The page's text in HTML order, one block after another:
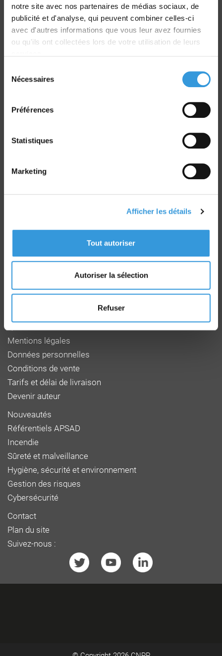
notre site avec nos partenaires de médias sociaux, de
publicité et d'analyse, qui peuvent combiner celles-ci
avec d'autres informations que vous leur avez fournies
ou qu'ils ont collectées lors de votre utilisation de leurs
Nécessaires
Préférences
Statistiques
Marketing
Afficher les détails
Tout autoriser
Autoriser la sélection
Refuser
Livraison
dans le monde entier
Route de la Chapelle Réanville
F 27950 SAINT MARCEL
Tél : 02 32 53 64 34
Mentions légales
Données personnelles
Conditions de vente
Tarifs et délai de livraison
Devenir auteur
Nouveautés
Référentiels APSAD
Incendie
Sûreté et malveillance
Hygiène, sécurité et environnement
Gestion des risques
Cybersécurité
Contact
Plan du site
Suivez-nous :